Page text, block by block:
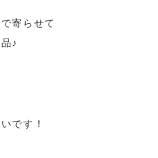
寄らせて
♪
です！